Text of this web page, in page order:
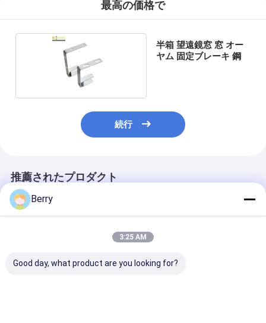
最高の価格で
半箱 望遠鏡窓 窓 オー
ヤム 固定ブレーキ 鋼
続行
推薦されたプロダクト
Berry
3:25 AM
Good day, what product are you looking for?